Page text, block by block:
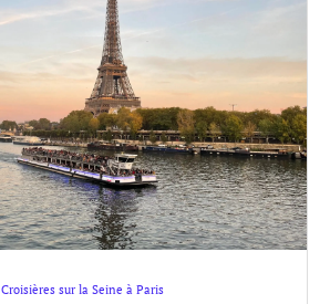
Croisières sur la Seine à Paris